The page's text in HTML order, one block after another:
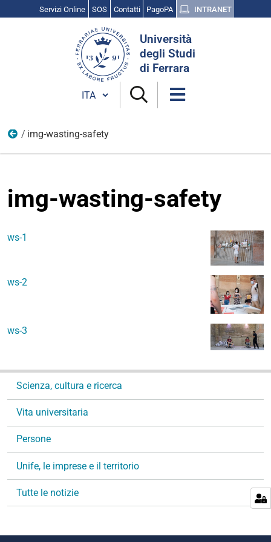
Servizi Online SOS Contatti PagoPA INTRANET
Università
degli Studi
di Ferrara
Cambia lingua
Vita universitaria
img-wasting-safety
img-wasting-safety
ws-1
ws-2
ws-3
a
i
n
Scienza, cultura e ricerca
Vita universitaria
Persone
Unife, le imprese e il territorio
Tutte le notizie